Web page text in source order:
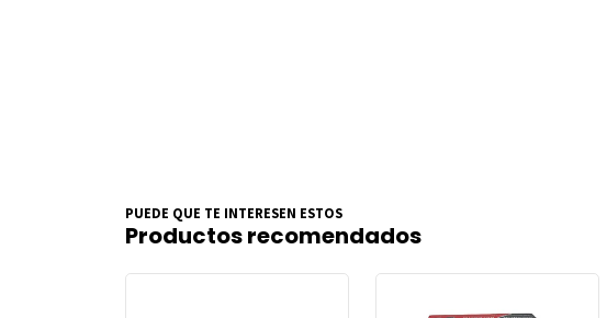
PUEDE QUE TE INTERESEN ESTOS
Productos recomendados